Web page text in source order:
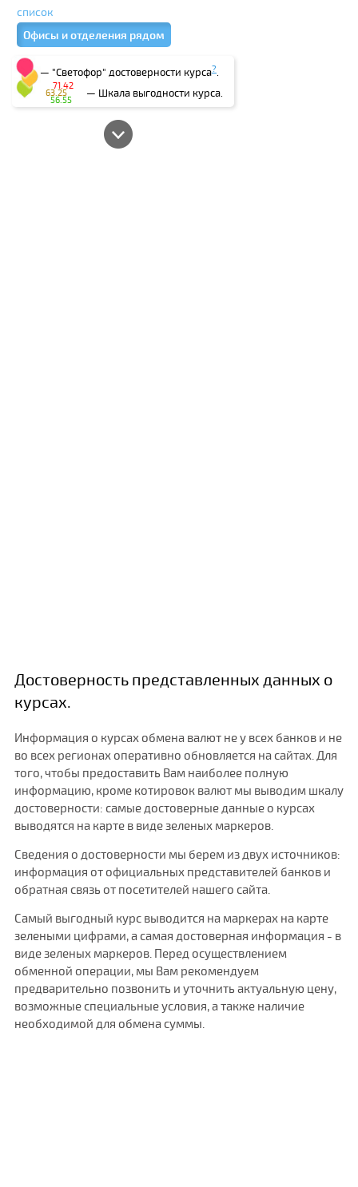
список
Офисы и отделения рядом
— "Светофор" достоверности курса?.
— Шкала выгодности курса.
56.55
63.25
71.42
Достоверность представленных данных о
курсах.
Информация о курсах обмена валют не у всех банков и не
во всех регионах оперативно обновляется на сайтах. Для
того, чтобы предоставить Вам наиболее полную
информацию, кроме котировок валют мы выводим шкалу
достоверности: самые достоверные данные о курсах
выводятся на карте в виде зеленых маркеров.
Сведения о достоверности мы берем из двух источников:
информация от официальных представителей банков и
обратная связь от посетителей нашего сайта.
Самый выгодный курс выводится на маркерах на карте
зелеными цифрами, а самая достоверная информация - в
виде зеленых маркеров. Перед осуществлением
обменной операции, мы Вам рекомендуем
предварительно позвонить и уточнить актуальную цену,
возможные специальные условия, а также наличие
необходимой для обмена суммы.